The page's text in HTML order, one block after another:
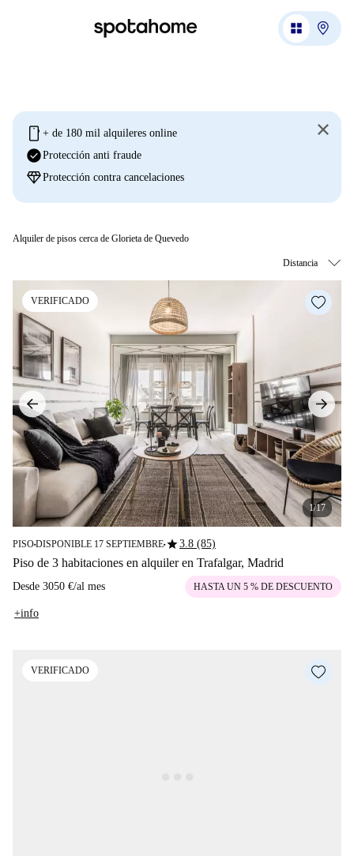
mobile + de 180 mil alquileres online
check_circleProtección anti fraude
diamondProtección contra cancelaciones
Alquiler de pisos cerca de Glorieta de Quevedo
VERIFICADO
1/17
PISO■DISPONIBLE 17 SEPTIEMBRE■star3.8 (85)
Piso de 3 habitaciones en alquiler en Trafalgar, Madrid
Desde 3050 €/al mes HASTA UN 5 % DE DESCUENTO
+info
VERIFICADO